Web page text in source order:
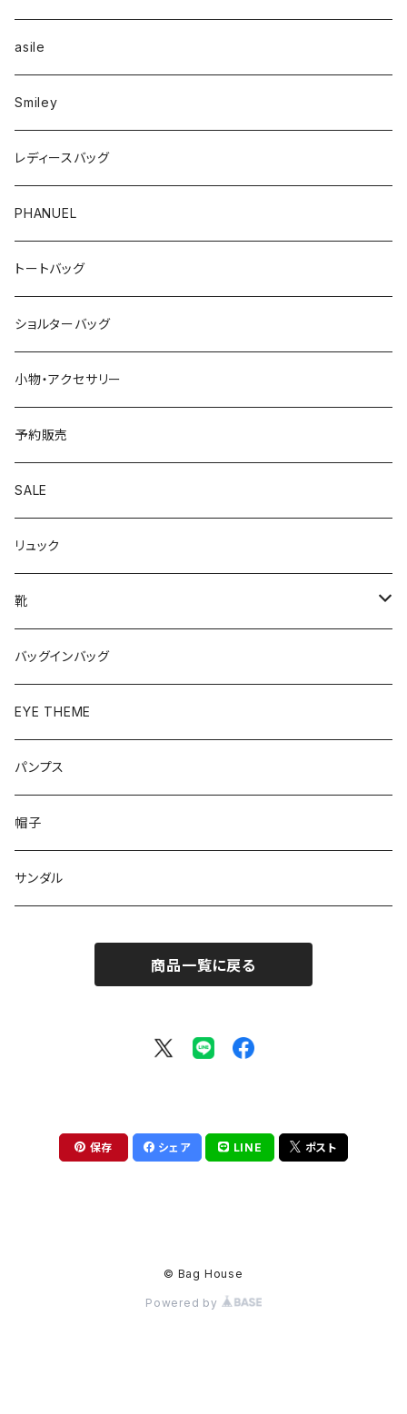
asile
Smiley
レディースバッグ
PHANUEL
トートバッグ
ショルターバッグ
小物・アクセサリー
予約販売
SALE
リュック
靴
パンプス
ベーシック
ローファー
ブーツ
バッグインバッグ
EYE THEME
パンプス
帽子
サンダル
商品一覧に戻る
保存 シェア LINE ポスト
© Bag House
Powered by